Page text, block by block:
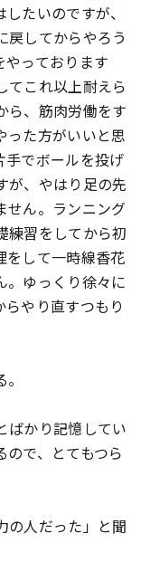
たいのですが、
戻してからやろう
やっております
てこれ以上耐えら
ら、筋肉労働をす
った方がいいと思
手でボールを投げ
が、やはり足の先
せん。ランニング
練習をしてから初
をして一時線香花
。ゆっくり徐々に
やり直すつもり
ばかり記憶してい
で、とてもつら
の人だった」と聞